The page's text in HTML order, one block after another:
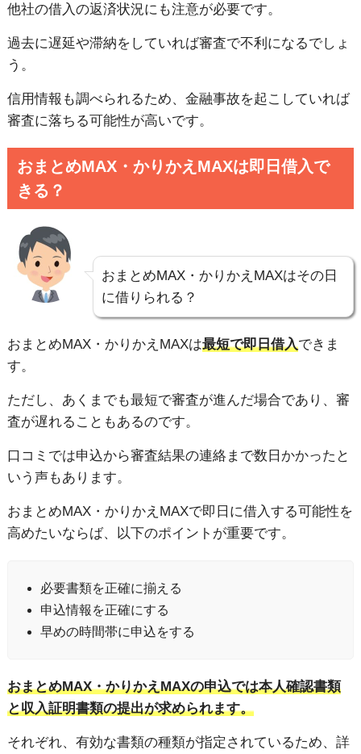
他社の借入の返済状況にも注意が必要です。
過去に遅延や滞納をしていれば審査で不利になるでしょ
う。
信用情報も調べられるため、金融事故を起こしていれば
審査に落ちる可能性が高いです。
おまとめMAX・かりかえMAXは即日借入で
きる？
おまとめMAX・かりかえMAXはその日
に借りられる？
おまとめMAX・かりかえMAXは最短で即日借入できま
す。
ただし、あくまでも最短で審査が進んだ場合であり、審
査が遅れることもあるのです。
口コミでは申込から審査結果の連絡まで数日かかったと
いう声もあります。
おまとめMAX・かりかえMAXで即日に借入する可能性を
高めたいならば、以下のポイントが重要です。
必要書類を正確に揃える
申込情報を正確にする
早めの時間帯に申込をする
おまとめMAX・かりかえMAXの申込では本人確認書類
と収入証明書類の提出が求められます。
それぞれ、有効な書類の種類が指定されているため、詳